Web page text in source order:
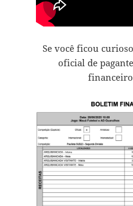
Se você ficou
oficial de